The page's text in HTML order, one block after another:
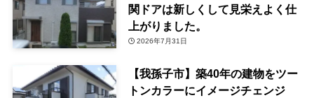
関ドアは新しくして見栄えよく仕
上がりました。
2026年7月31日
【我孫子市】築40年の建物をツー
トンカラーにイメージチェンジ